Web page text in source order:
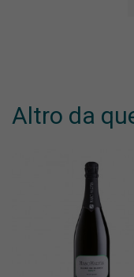
Altro da